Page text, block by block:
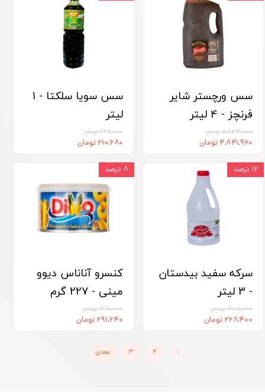
سس ورچستر شایر
فرنچز - 4 لیتر
۵,۲۶۳,۰۰۰ تومان
۴,۸۴۱,۹۶۰ تومان
سس سویا سلکتا - 1
لیتر
۲۲۹,۰۰۰ تومان
۲۱۰,۶۸۰ تومان
سرکه سفید بیدستان
- 3 لیتر
۳۰۵,۰۰۰ تومان
۲۶۸,۴۰۰ تومان
۱۲ درصد
کنسرو آناناس دیوو
مینی - 227 گرم
۳۱۷,۰۰۰ تومان
۲۹۱,۶۴۰ تومان
۸ درصد
۱ ۲ ۳ بعدی